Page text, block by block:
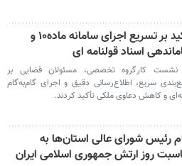
تأکید بر تسریع اجرای سامانه ماده۱۰ و
اسناد قولنامه ای
نشست کارگروه تخصصی، مسئولان قضایی بر
سریع، اطلاع‌رسانی دقیق و اجرای گام‌به‌گام
و کاهش دعاوی ملکی تأکید کردند.
رئیس شورای عالی استان‌ها به
روز ارتش جمهوری اسلامی ایران